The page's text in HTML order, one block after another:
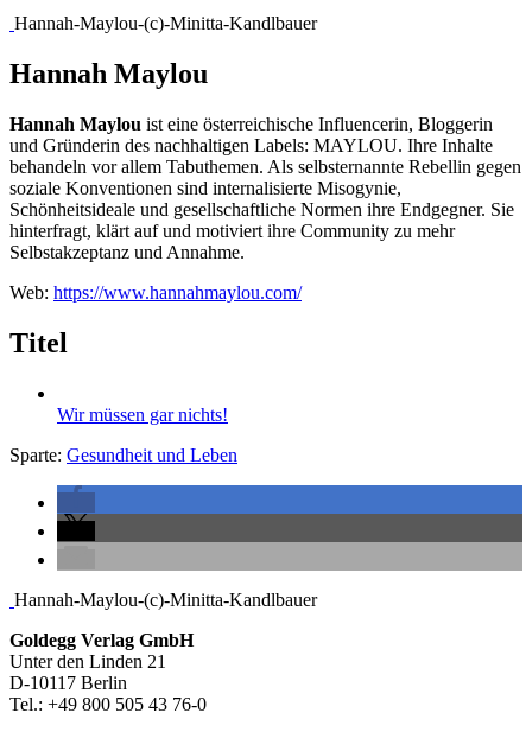
Hannah-Maylou-(c)-Minitta-Kandlbauer
Hannah Maylou
Hannah Maylou ist eine österreichische Influencerin, Bloggerin
und Gründerin des nachhaltigen Labels: MAYLOU. Ihre Inhalte
behandeln vor allem Tabuthemen. Als selbsternannte Rebellin gegen
soziale Konventionen sind internalisierte Misogynie,
Schönheitsideale und gesellschaftliche Normen ihre Endgegner. Sie
hinterfragt, klärt auf und motiviert ihre Community zu mehr
Selbstakzeptanz und Annahme.
Web: https://www.hannahmaylou.com/
Titel
Wir müssen gar nichts!
Sparte: Gesundheit und Leben
Seitenleiste
Hannah-Maylou-(c)-Minitta-Kandlbauer
Footer-
Section
Goldegg Verlag GmbH
Unter den Linden 21
D-10117 Berlin
Tel.: +49 800 505 43 76-0